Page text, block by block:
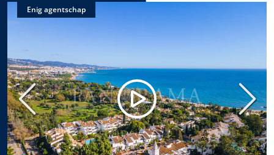
Vorige
Enig agentschap